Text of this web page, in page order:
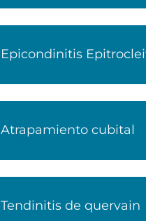
Epicondinitis
Atrapamiento cubital
Tendinitis de quervain